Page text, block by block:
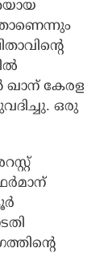
ഖാന് കേരള
ഒരു